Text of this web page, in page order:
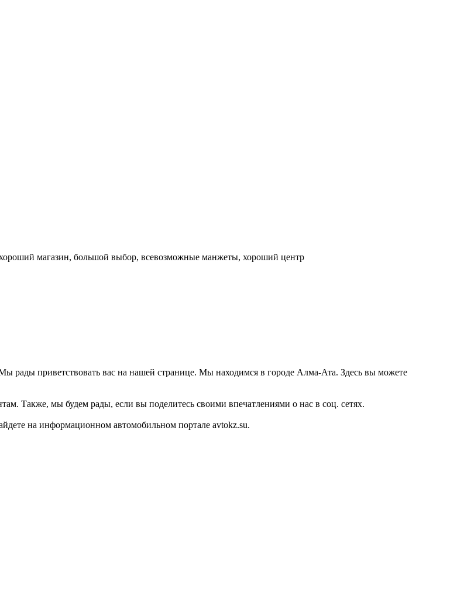
магазин, большой выбор, всевозможные манжеты, хороший центр
рады приветствовать вас на нашей странице. Мы находимся в городе Алма-Ата. Здесь вы можете
Также, мы будем рады, если вы поделитесь своими впечатлениями о нас в соц. сетях.
на информационном автомобильном портале avtokz.su.